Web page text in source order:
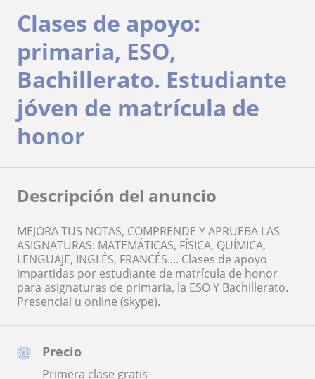
Precio
Primera clase gratis
Clases de apoyo:
primaria, ESO,
Bachillerato. Estudiante
jóven de matrícula de
honor
Descripción del anuncio
MEJORA TUS NOTAS, COMPRENDE Y APRUEBA LAS
ASIGNATURAS: MATEMÁTICAS, FÍSICA, QUÍMICA,
LENGUAJE, INGLÉS, FRANCÉS.... Clases de apoyo
impartidas por estudiante de matrícula de honor
para asignaturas de primaria, la ESO Y Bachillerato.
Presencial u online (skype).